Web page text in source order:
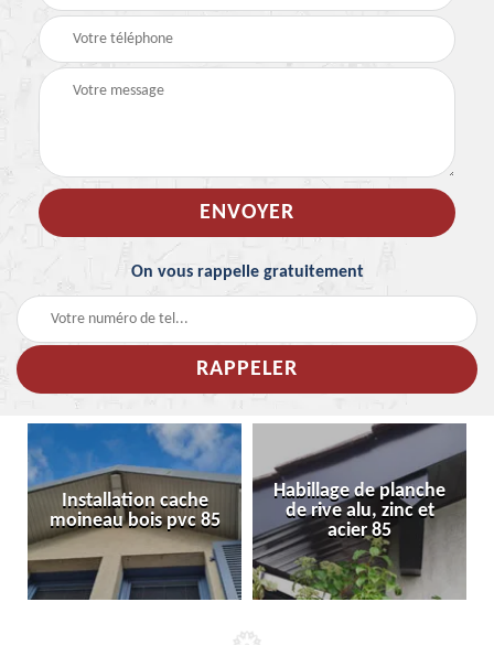
On vous rappelle gratuitement
Installation cache
moineau bois pvc 85
Habillage de planche
de rive alu, zinc et
acier 85